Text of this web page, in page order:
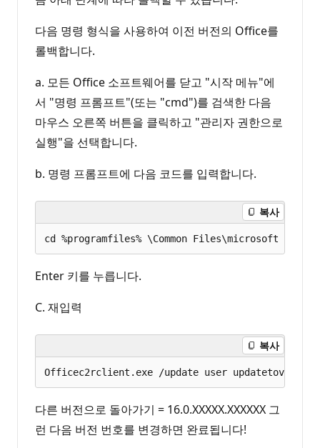
다음 명령 형식을 사용하여 이전 버전의 Office를
롤백합니다.
a. 모든 Office 소프트웨어를 닫고 "시작 메뉴"에
서 "명령 프롬프트"(또는 "cmd")를 검색한 다음
마우스 오른쪽 버튼을 클릭하고 "관리자 권한으로
실행"을 선택합니다.
b. 명령 프롬프트에 다음 코드를 입력합니다.
복사
Enter 키를 누릅니다.
C. 재입력
복사
다른 버전으로 돌아가기 = 16.0.XXXXX.XXXXXX 그
런 다음 버전 번호를 변경하면 완료됩니다!